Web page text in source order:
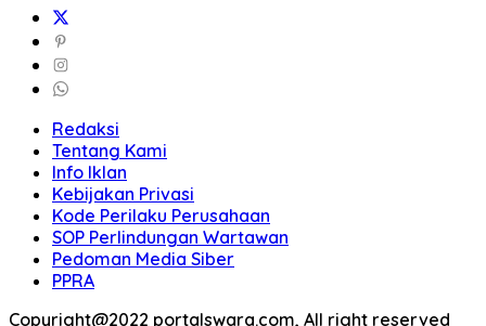
Redaksi
Tentang Kami
Info Iklan
Kebijakan Privasi
Kode Perilaku Perusahaan
SOP Perlindungan Wartawan
Pedoman Media Siber
PPRA
Copyright@2022 portalswara.com, All right reserved